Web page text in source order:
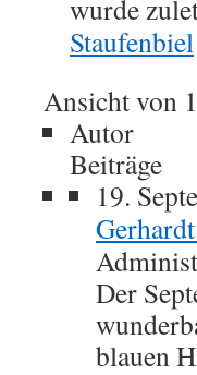
wurde
Staufenbiel
Ansicht von
Autor
Beiträge
19.
Der
blauen